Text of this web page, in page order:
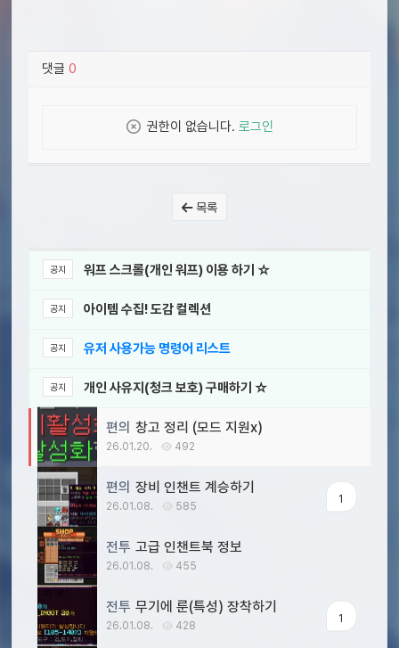
댓글0
권한이 없습니다. 로그인
목록
공지 워프 스크롤(개인 워프) 이용 하기 ☆
공지 아이템 수집! 도감 컬렉션
공지 유저 사용가능 명령어 리스트
공지 개인 사유지(청크 보호) 구매하기 ☆
편의 창고 정리 (모드 지원x)
26.01.20. 492
편의 장비 인챈트 계승하기
26.01.08. 585
1
전투 고급 인챈트북 정보
26.01.08. 455
전투 무기에 룬(특성) 장착하기
26.01.08. 428
1